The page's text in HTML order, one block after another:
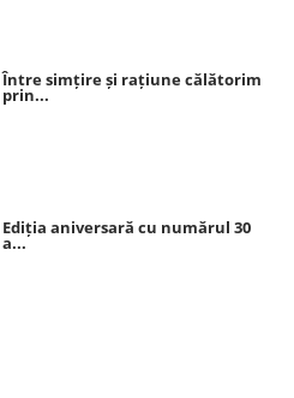
Între simțire și rațiune călătorim
prin...
Ediția aniversară cu numărul 30
a...